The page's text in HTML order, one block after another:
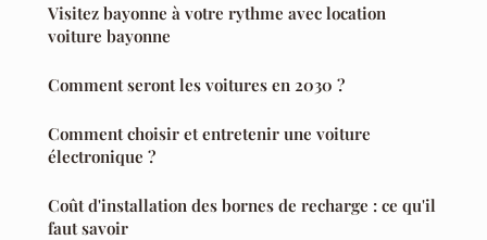
Visitez bayonne à votre rythme avec location
voiture bayonne
Comment seront les voitures en 2030 ?
Comment choisir et entretenir une voiture
électronique ?
Coût d'installation des bornes de recharge : ce qu'il
faut savoir